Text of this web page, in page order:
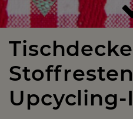
Upcycling-